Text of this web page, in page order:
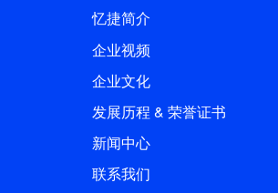
忆捷简介
企业视频
企业文化
发展历程 & 荣誉证书
新闻中心
联系我们